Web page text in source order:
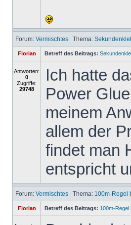
Forum: Vermischtes Thema:
Florian Betreff des Beitrags:
Antworten:
0
Zugriffe:
29748
Ich hatte
Power
meinem
allem der
findet man
entspricht
Forum: Vermischtes Thema: 100m-Regel
Florian Betreff des Beitrags: 100m-Regel